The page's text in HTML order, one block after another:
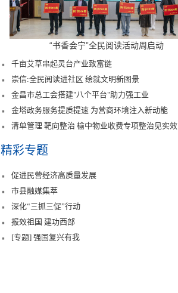
“书香会宁”全民阅读活动周启动
千亩艾草串起灵台产业致富链
崇信:全民阅读进社区 绘就文明新图景
金昌市总工会搭建"八个平台"助力强工业
金塔政务服务提质提速 为营商环境注入新动能
清单管理 靶向整治 榆中物业收费专项整治见实效
精彩专题
促进民营经济高质量发展
市县融媒集萃
深化“三抓三促”行动
报效祖国 建功西部
[专题] 强国复兴有我